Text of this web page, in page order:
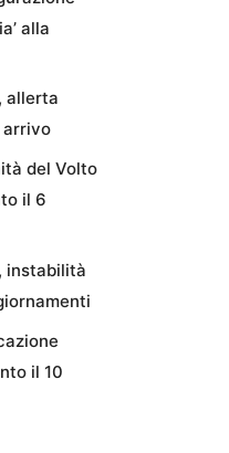
alla
allerta
arrivo
del Volto
il 6
instabilità
il 10